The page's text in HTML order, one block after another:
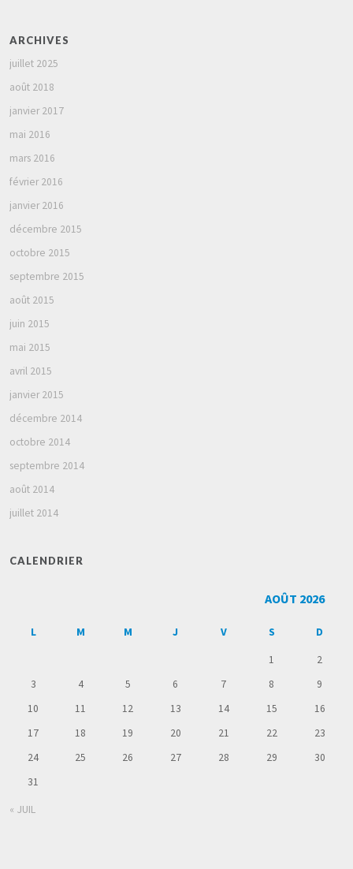
ARCHIVES
juillet 2025
août 2018
janvier 2017
mai 2016
mars 2016
février 2016
janvier 2016
décembre 2015
octobre 2015
septembre 2015
août 2015
juin 2015
mai 2015
avril 2015
janvier 2015
décembre 2014
octobre 2014
septembre 2014
août 2014
juillet 2014
CALENDRIER
AOÛT 2026
L M M J V S D
« JUIL
1
2
3
4 5 6 7 8
9
10
11 12 13 14 15
16
17
18 19 20 21 22
23
24
25 26 27 28 29
30
31